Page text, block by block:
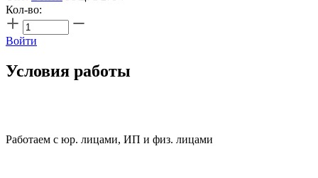
Кол-во:
Войти
Условия работы
Работаем с юр. лицами, ИП и физ. лицами